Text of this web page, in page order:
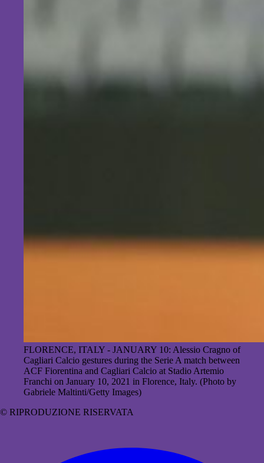
FLORENCE, ITALY - JANUARY 10: Alessio Cragno of
Cagliari Calcio gestures during the Serie A match between
ACF Fiorentina and Cagliari Calcio at Stadio Artemio
Franchi on January 10, 2021 in Florence, Italy. (Photo by
Gabriele Maltinti/Getty Images)
© RIPRODUZIONE RISERVATA